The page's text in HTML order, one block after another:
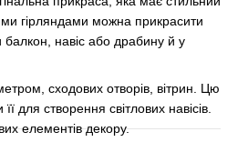
гірляндами можна прикрасити
навіс або драбину й у
сходових отворів, вітрин. Цю
для створення світлових навісів.
елементів декору.